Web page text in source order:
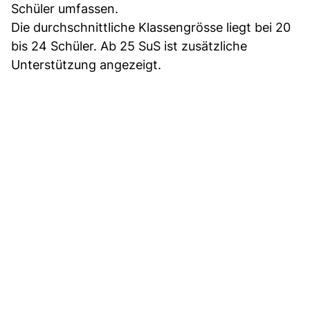
Schüler umfassen.
Die durchschnittliche Klassengrösse liegt bei 20
bis 24 Schüler. Ab 25 SuS ist zusätzliche
Unterstützung angezeigt.